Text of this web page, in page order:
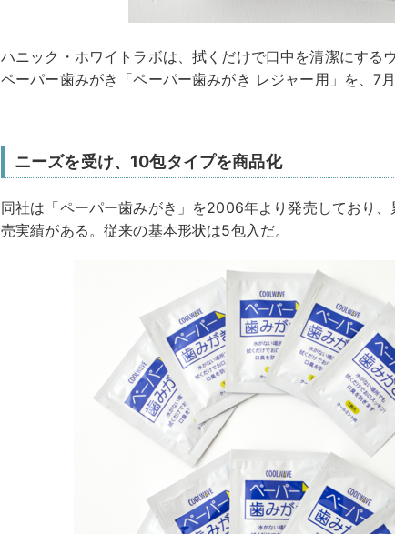
ハニック・ホワイトラボは、拭くだけで口中を清潔にする
ペーパー歯みがき「ペーパー歯みがき レジャー用」を、7
ニーズを受け、10包タイプを商品化
同社は「ペーパー歯みがき」を2006年より発売しており
売実績がある。従来の基本形状は5包入だ。